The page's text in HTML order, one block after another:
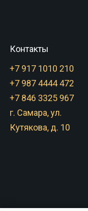
Контакты
+7 917 1010 210
+7 987 4444 472
+7 846 3325 967
г. Самара, ул.
Кутякова, д. 10